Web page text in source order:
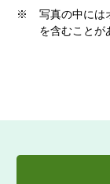
※
写真の中には
を含むことが